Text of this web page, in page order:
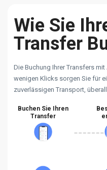
Wie Sie
Transfer
Die Buchung Ihrer Transfers
wenigen Klicks sorgen Sie für
zuverlässigen Transport,
Buchen Sie Ihren
Transfer